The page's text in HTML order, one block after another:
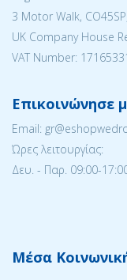
3 Motor Walk,
UK Company House
VAT Number:
Επικοινώνησε
Email:
Ώρες λειτουργίας:
Δευ. - Παρ. 09:00-
Μέσα